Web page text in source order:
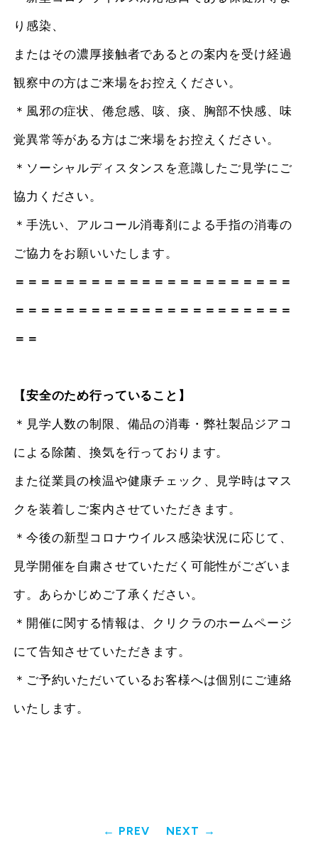
り感染、
またはその濃厚接触者であるとの案内を受け経過
観察中の方はご来場をお控えください。
＊風邪の症状、倦怠感、咳、痰、胸部不快感、味
覚異常等がある方はご来場をお控えください。
＊ソーシャルディスタンスを意識したご見学にご
協力ください。
＊手洗い、アルコール消毒剤による手指の消毒の
ご協力をお願いいたします。
＝＝＝＝＝＝＝＝＝＝＝＝＝＝＝＝＝＝＝＝＝＝
＝＝＝＝＝＝＝＝＝＝＝＝＝＝＝＝＝＝＝＝＝＝
＝＝
【安全のため行っていること】
＊見学人数の制限、備品の消毒・弊社製品ジアコ
による除菌、換気を行っております。
また従業員の検温や健康チェック、見学時はマス
クを装着しご案内させていただきます。
＊今後の新型コロナウイルス感染状況に応じて、
見学開催を自粛させていただく可能性がございま
す。あらかじめご了承ください。
＊開催に関する情報は、クリクラのホームページ
にて告知させていただきます。
＊ご予約いただいているお客様へは個別にご連絡
いたします。
PREV NEXT